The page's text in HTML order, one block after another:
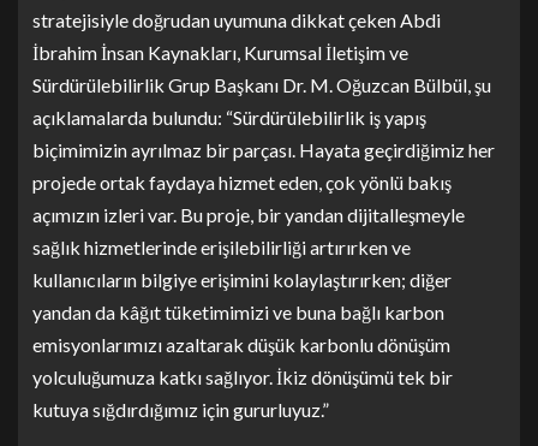
stratejisiyle doğrudan uyumuna dikkat çeken Abdi
İbrahim İnsan Kaynakları, Kurumsal İletişim ve
Sürdürülebilirlik Grup Başkanı Dr. M. Oğuzcan Bülbül, şu
açıklamalarda bulundu: “Sürdürülebilirlik iş yapış
biçimimizin ayrılmaz bir parçası. Hayata geçirdiğimiz her
projede ortak faydaya hizmet eden, çok yönlü bakış
açımızın izleri var. Bu proje, bir yandan dijitalleşmeyle
sağlık hizmetlerinde erişilebilirliği artırırken ve
kullanıcıların bilgiye erişimini kolaylaştırırken; diğer
yandan da kâğıt tüketimimizi ve buna bağlı karbon
emisyonlarımızı azaltarak düşük karbonlu dönüşüm
yolculuğumuza katkı sağlıyor. İkiz dönüşümü tek bir
kutuya sığdırdığımız için gururluyuz.”